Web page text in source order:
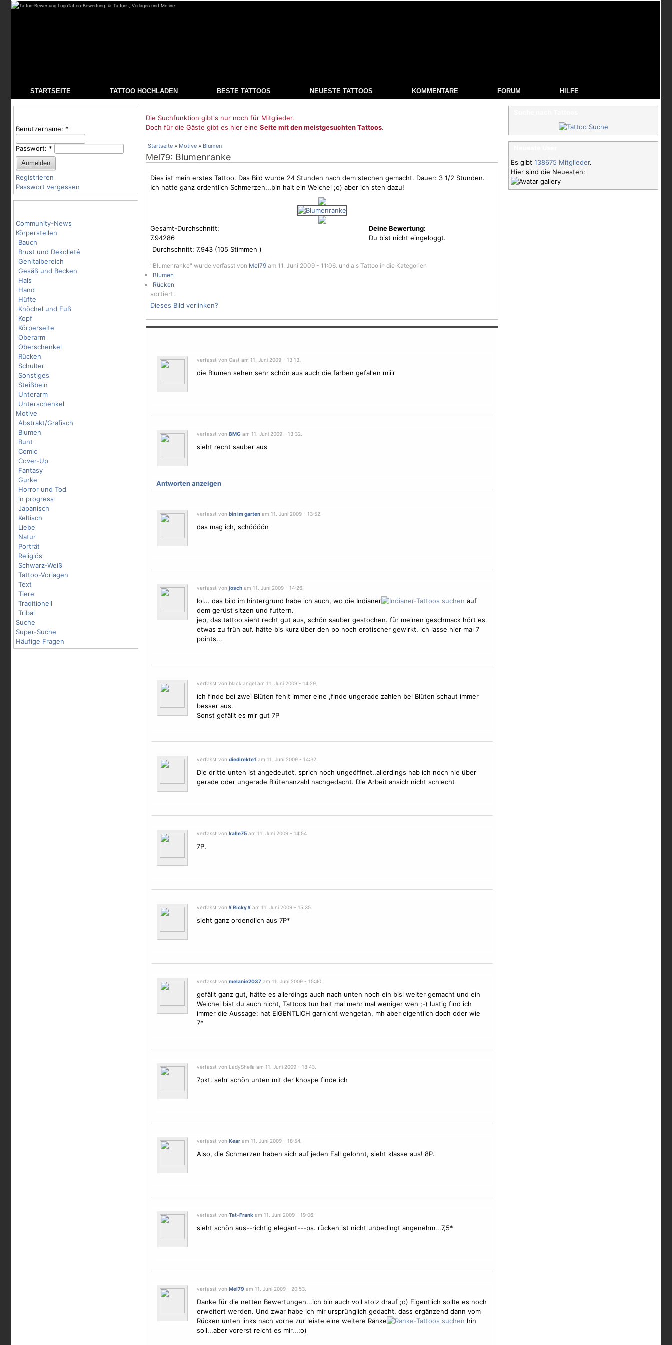
Tattoo-Bewertung für Tattoos, Vorlagen und Motive
STARTSEITE TATTOO HOCHLADEN BESTE TATTOOS NEUESTE TATTOOS KOMMENTARE FORUM HILFE
Benutzername: *
Passwort: *
Registrieren
Passwort vergessen
Community-News
Körperstellen
Bauch
Brust und Dekolleté
Genitalbereich
Gesäß und Becken
Hals
Hand
Hüfte
Knöchel und Fuß
Kopf
Körperseite
Oberarm
Oberschenkel
Rücken
Schulter
Sonstiges
Steißbein
Unterarm
Unterschenkel
Motive
Abstrakt/Grafisch
Blumen
Bunt
Comic
Cover-Up
Fantasy
Gurke
Horror und Tod
in progress
Japanisch
Keltisch
Liebe
Natur
Porträt
Religiös
Schwarz-Weiß
Tattoo-Vorlagen
Text
Tiere
Traditionell
Tribal
Suche
Super-Suche
Häufige Fragen
Die Suchfunktion gibt's nur noch für Mitglieder.
Doch für die Gäste gibt es hier eine Seite mit den meistgesuchten Tattoos.
Startseite » Motive » Blumen
Mel79: Blumenranke
Dies ist mein erstes Tattoo. Das Bild wurde 24 Stunden nach dem stechen gemacht. Dauer: 3 1/2 Stunden.
Ich hatte ganz ordentlich Schmerzen...bin halt ein Weichei ;o) aber ich steh dazu!
Gesamt-Durchschnitt:
7.94286
Durchschnitt: 7.943 (105 Stimmen )
Deine Bewertung:
Du bist nicht eingeloggt.
"Blumenranke" wurde verfasst von Mel79 am 11. Juni 2009 - 11:06. und als Tattoo in die Kategorien
Blumen
Rücken
sortiert.
Dieses Bild verlinken?
verfasst von Gast am 11. Juni 2009 - 13:13.
die Blumen sehen sehr schön aus auch die farben gefallen miiir
verfasst von BMG am 11. Juni 2009 - 13:32.
sieht recht sauber aus
Antworten anzeigen
verfasst von bin im gartenam 11. Juni 2009 - 13:52.
das mag ich, schöööön
verfasst von joscham 11. Juni 2009 - 14:26.
lol... das bild im hintergrund habe ich auch, wo die Indianer
auf
dem gerüst sitzen und futtern.
jep, das tattoo sieht recht gut aus, schön sauber gestochen. für meinen geschmack hört es
etwas zu früh auf. hätte bis kurz über den po noch erotischer gewirkt. ich lasse hier mal 7
points...
verfasst von black angel am 11. Juni 2009 - 14:29.
ich finde bei zwei Blüten fehlt immer eine ,finde ungerade zahlen bei Blüten schaut immer
besser aus.
Sonst gefällt es mir gut 7P
verfasst von diedirekte1 am 11. Juni 2009 - 14:32.
Die dritte unten ist angedeutet, sprich noch ungeöffnet..allerdings hab ich noch nie über
gerade oder ungerade Blütenanzahl nachgedacht. Die Arbeit ansich nicht schlecht
verfasst von kalle75am 11. Juni 2009 - 14:54.
7P.
verfasst von ¥ Ricky ¥am 11. Juni 2009 - 15:35.
sieht ganz ordendlich aus 7P*
verfasst von melanie2037am 11. Juni 2009 - 15:40.
gefällt ganz gut, hätte es allerdings auch nach unten noch ein bisl weiter gemacht und ein
Weichei bist du auch nicht, Tattoos tun halt mal mehr mal weniger weh ;-) lustig find ich
immer die Aussage: hat EIGENTLICH garnicht wehgetan, mh aber eigentlich doch oder wie
7*
verfasst von LadySheila am 11. Juni 2009 - 18:43.
7pkt. sehr schön unten mit der knospe finde ich
verfasst von Kearam 11. Juni 2009 - 18:54.
Also, die Schmerzen haben sich auf jeden Fall gelohnt, sieht klasse aus! 8P.
verfasst von Tat-Frankam 11. Juni 2009 - 19:06.
sieht schön aus--richtig elegant---ps. rücken ist nicht unbedingt angenehm...7,5*
verfasst von Mel79 am 11. Juni 2009 - 20:53.
Danke für die netten Bewertungen...ich bin auch voll stolz drauf ;o) Eigentlich sollte es noch
erweitert werden. Und zwar habe ich mir ursprünglich gedacht, dass ergänzend dann vom
Rücken unten links nach vorne zur leiste eine weitere Ranke
hin
soll...aber vorerst reicht es mir...:o)
Es gibt 138675 Mitglieder.
Hier sind die Neuesten: